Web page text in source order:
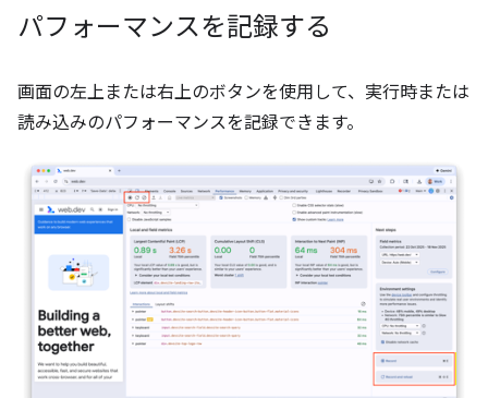
パフォーマンスを記録する
画面の左上または右上のボタンを使用して、実行時または
読み込みのパフォーマンスを記録できます。